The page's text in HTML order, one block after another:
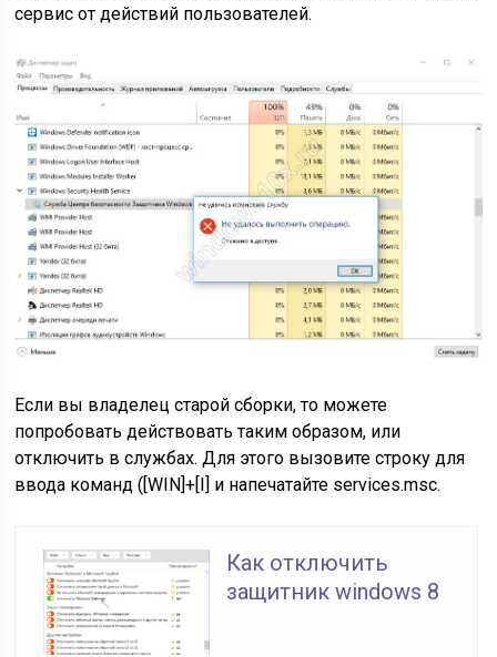
сервис от действий пользователей.
Если вы владелец старой сборки, то можете
попробовать действовать таким образом, или
отключить в службах. Для этого вызовите строку для
ввода команд([WIN]+[I] и напечатайте services.msc.
Как отключить
защитник windows 8